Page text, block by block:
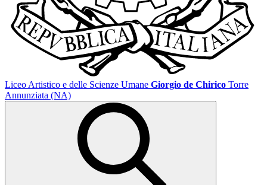
Liceo Artistico e delle Scienze Umane Giorgio de Chirico Torre
Annunziata (NA)